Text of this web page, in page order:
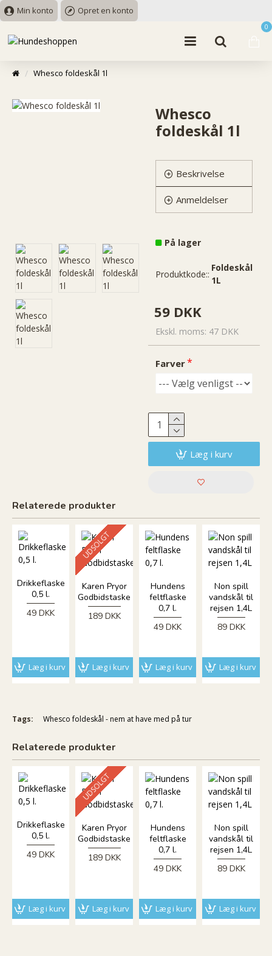
Min konto Opret en konto
0
Whesco foldeskål 1l
Whesco
foldeskål 1l
Beskrivelse
Anmeldelser
59 DKK
Ekskl. moms: 47 DKK
På lager
Produktkode::
Foldeskål
1L
Farver
Læg i kurv
Relaterede produkter
Drikkeflaske
0,5 l.
49 DKK
Læg i kurv
UDSOLGT
Karen Pryor
Godbidstaske
189 DKK
Læg i kurv
Hundens
feltflaske
0,7 l.
49 DKK
Læg i kurv
Non spill
vandskål til
rejsen 1,4L
89 DKK
Læg i kurv
Tags: Whesco foldeskål - nem at have med på tur
Relaterede produkter
Drikkeflaske
0,5 l.
49 DKK
Læg i kurv
UDSOLGT
Karen Pryor
Godbidstaske
189 DKK
Læg i kurv
Hundens
feltflaske
0,7 l.
49 DKK
Læg i kurv
Non spill
vandskål til
rejsen 1,4L
89 DKK
Læg i kurv